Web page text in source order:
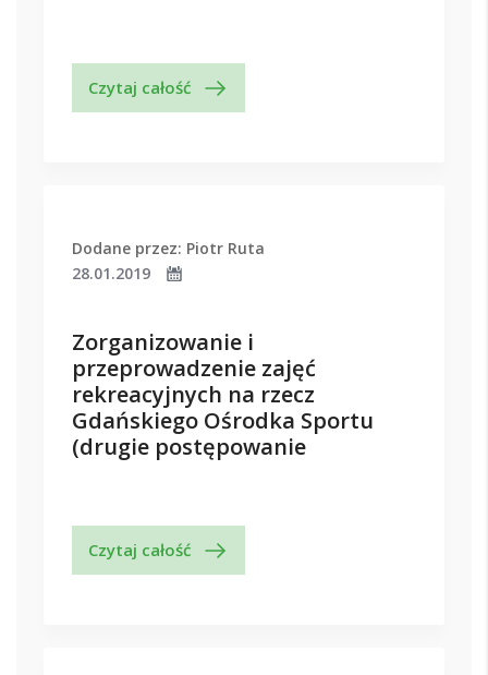
Czytaj całość
Dodane przez: Piotr Ruta
28.01.2019
Zorganizowanie i
przeprowadzenie zajęć
rekreacyjnych na rzecz
Gdańskiego Ośrodka Sportu
(drugie postępowanie
Czytaj całość